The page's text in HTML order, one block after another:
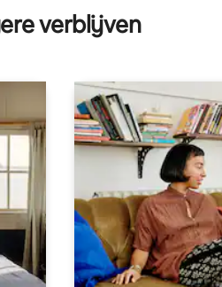
verblijven